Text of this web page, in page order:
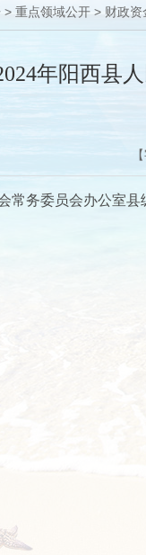
> 重点领域公开 > 财政资
年阳西县
常务委员会办公室